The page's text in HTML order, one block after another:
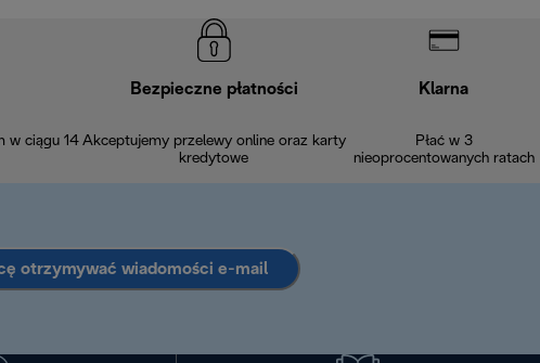
w ciągu 14
Bezpieczne płatności
Akceptujemy przelewy online oraz karty
kredytowe
Klarna
Płać w 3
nieoprocentowanych ratach
otrzymywać wiadomości e-mail